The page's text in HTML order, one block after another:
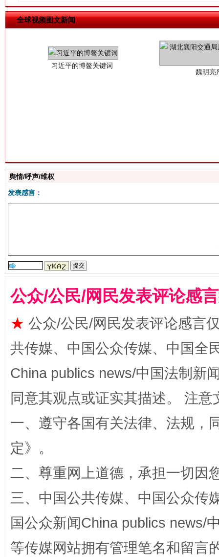
全球视频图文新闻
习近平的博鳌关键词
魏明亮
揭批美国五大"原罪"
解纷+调解+退费，一次搞定
站台名比不上好声名
舆情/呼声/维权
发表感言：
公众/公民/网民发表评论感
★ 公众/公民/网民发表评论感言
共传媒、中国公众传媒、中国全
China publics news/中国法制新
同意其观点或证实其描述。 注
一、遵守各国有关法律、法规，
定》。
二、尊重网上道德，承担一切因
三、中国公共传媒、中国公众传
国公众新闻China publics news/
等传媒网站拥有管理笔名和留言